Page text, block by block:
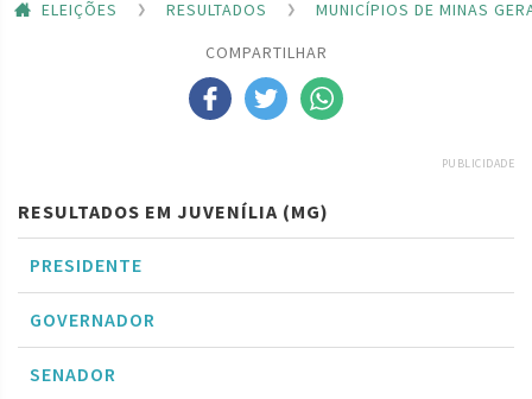
ELEIÇÕES RESULTADOS
MUNICÍPIOS DE MINAS
COMPARTILHAR
PUBLICIDADE
RESULTADOS EM JUVENÍLIA (MG)
PRESIDENTE
GOVERNADOR
SENADOR